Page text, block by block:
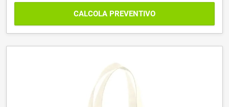
CALCOLA PREVENTIVO